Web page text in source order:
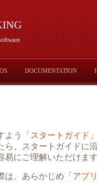
DOCUMENTATION
よう「 スタートガイド
ら、スタートガイドに
易にご理解いただけま
は、あらかじめ「 アプ